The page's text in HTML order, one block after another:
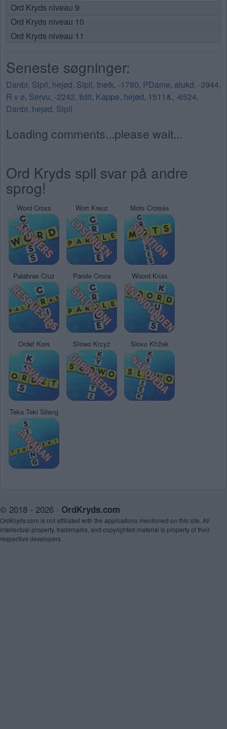
Ord Kryds niveau 9
Ord Kryds niveau 10
Ord Kryds niveau 11
Seneste søgninger:
Danbi, Slpil, hejød, Slpil, tnetk, -1780, PDame, alukd, -3944,
R v ø, Servu, -2242, Ildlt, Kappe, hejød, 1511&, -6524,
Danbi, hejød, Slpil
Loading comments...please wait...
Ord Kryds spil svar på andre
sprog!
Word Cross Wort Kreuz Mots Croisés
Palabras Cruz Parole Croce Woord Kruis
Ordet Kors Słowo Krzyż Slovo Křížek
Teka Teki Silang
© 2018 - 2026 · OrdKryds.com
OrdKryds.com is not affiliated with the applications mentioned on this site. All
intellectual property, trademarks, and copyrighted material is property of their
respective developers.